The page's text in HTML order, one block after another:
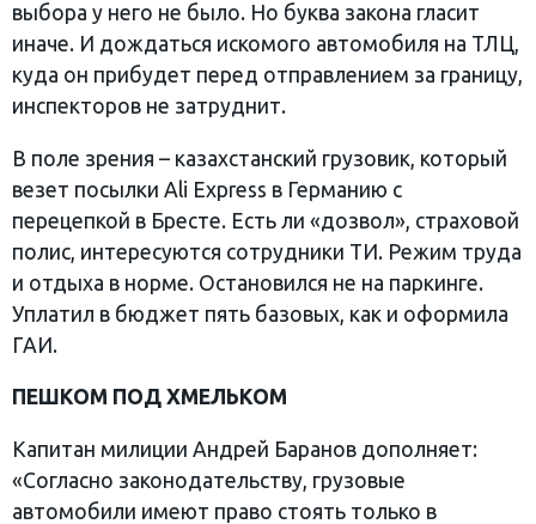
выбора у него не было. Но буква закона гласит
иначе. И дождаться искомого автомобиля на ТЛЦ,
куда он прибудет перед отправлением за границу,
инспекторов не затруднит.
В поле зрения – казахстанский грузовик, который
везет посылки Ali Express в Германию с
перецепкой в Бресте. Есть ли «дозвол», страховой
полис, интересуются сотрудники ТИ. Режим труда
и отдыха в норме. Остановился не на паркинге.
Уплатил в бюджет пять базовых, как и оформила
ГАИ.
ПЕШКОМ ПОД ХМЕЛЬКОМ
Капитан милиции Андрей Баранов дополняет:
«Согласно законодательству, грузовые
автомобили имеют право стоять только в